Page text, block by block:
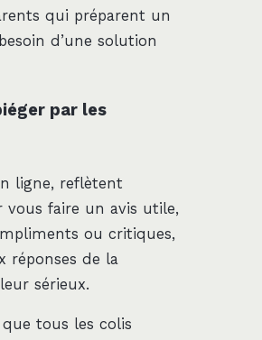
qui préparent un
d’une solution
par les
ligne, reflètent
vous faire un avis utile,
ou critiques,
réponses de la
sérieux.
tous les colis